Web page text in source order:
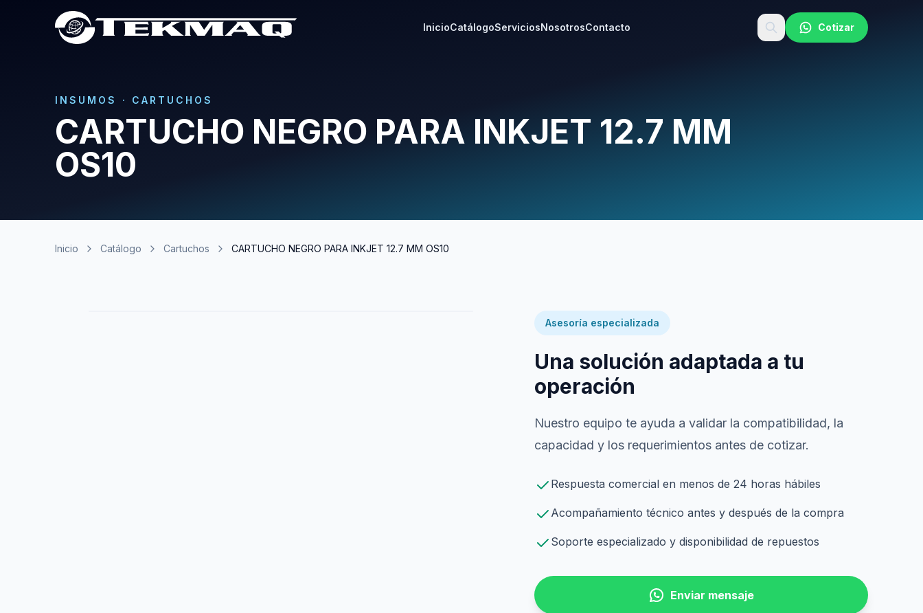
InicioCatálogoServiciosNosotrosContacto Cotizar
INSUMOS · CARTUCHOS
CARTUCHO NEGRO PARA INKJET 12.7 MM
OS10
Inicio Catálogo Cartuchos CARTUCHO NEGRO PARA INKJET 12.7 MM OS10
Asesoría especializada
Una solución adaptada a tu
operación
Nuestro equipo te ayuda a validar la compatibilidad, la
capacidad y los requerimientos antes de cotizar.
Respuesta comercial en menos de 24 horas hábiles
Acompañamiento técnico antes y después de la compra
Soporte especializado y disponibilidad de repuestos
Enviar mensaje